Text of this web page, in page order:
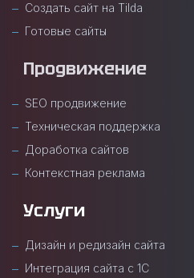
Создать сайт на Tilda
Готовые сайты
Продвижение
SEO продвижение
Техническая поддержка
Доработка сайтов
Контекстная реклама
Услуги
Дизайн и редизайн сайта
Интеграция сайта с 1С